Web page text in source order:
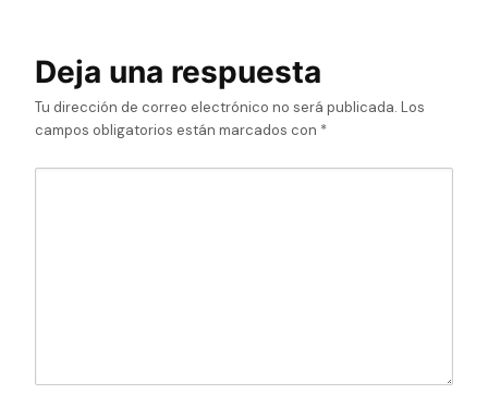
Deja una respuesta
Tu dirección de correo electrónico no será publicada. Los
campos obligatorios están marcados con *